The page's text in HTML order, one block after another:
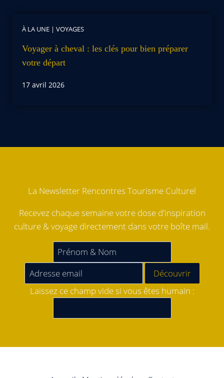
À LA UNE | VOYAGES
Voyager à cheval : les clés pour bien préparer
votre départ
17 avril 2026
La Newsletter Rencontres Tourisme Culturel
Recevez chaque semaine votre dose d'inspiration
culture & voyage directement dans votre boîte mail.
Laissez ce champ vide si vous êtes humain :